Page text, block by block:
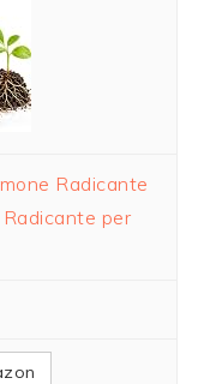
Radicante
per